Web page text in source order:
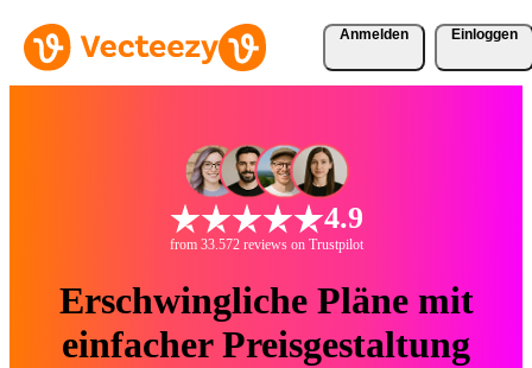
Anmelden Einloggen
4.9
from 33.572 reviews on Trustpilot
Erschwingliche Pläne mit
einfacher Preisgestaltung